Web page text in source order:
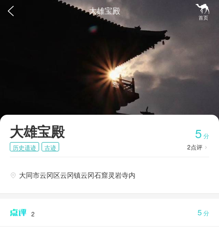
 
首页
大雄宝殿
大雄宝殿 5 分
2点评 
历史遗迹 古迹
 大同市云冈区云冈镇云冈石窟灵岩寺内
2 5分